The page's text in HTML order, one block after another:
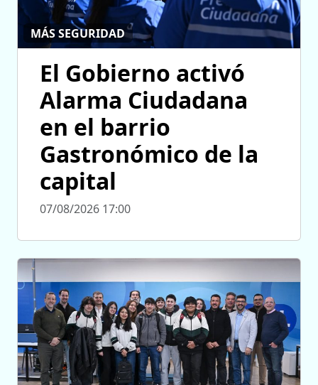
MÁS SEGURIDAD
El Gobierno activó
Alarma Ciudadana
en el barrio
Gastronómico de la
capital
07/08/2026 17:00